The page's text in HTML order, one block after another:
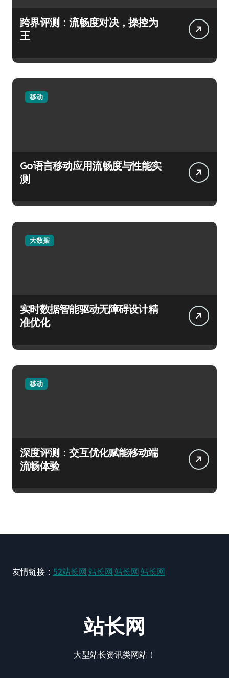
跨界评测：流畅度对决，操控为
王
移动
Go语言移动应用流畅度与性能实
测
大数据
实时数据智能驱动无障碍设计精
准优化
移动
深度评测：交互优化赋能移动端
流畅体验
友情链接： 52站长网 站长网 站长网 站长网
站长网
大型站长资讯类网站！